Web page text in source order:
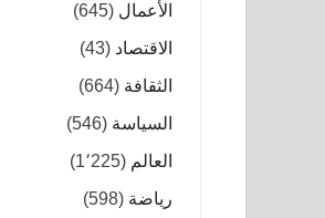
الأعمال (645)
الاقتصاد (43)
الثقافة (664)
السياسة (546)
العالم (1٬225)
رياضة (598)